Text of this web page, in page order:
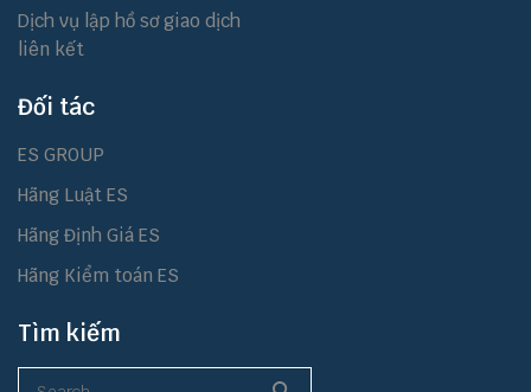
Dịch vụ lập hồ sơ giao dịch
liên kết
Đối tác
ES GROUP
Hãng Luật ES
Hãng Định Giá ES
Hãng Kiểm toán ES
Tìm kiếm